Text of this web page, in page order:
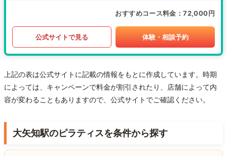
おすすめコース料金 72,000円
公式サイトで見る 体験・相談予約
上記の表は公式サイトに記載の情報をもとに作成しています。時期
によっては、キャンペーンで料金が割引されたり、店舗によって内
容が変わることもありますので、公式サイトでご確認ください。
大矢知駅のピラティスを条件から探す